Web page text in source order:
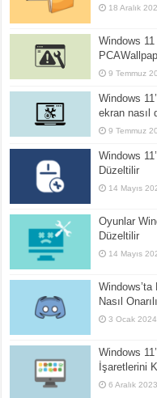
18 Aralık
Windows
9 Temmuz
Windows
ekran nasıl
9 Temmuz
Windows
Düzeltilir
14 Mayıs
Oyunlar
Düzeltilir
14 Mayıs
Windows’ta
Nasıl
3 Ocak 2024
Windows
İşaretlerini
6 Aralık 2023